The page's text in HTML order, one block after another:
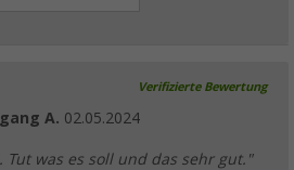
Verifizierte Bewertung
A. 02.05.2024
was es soll und das sehr gut."